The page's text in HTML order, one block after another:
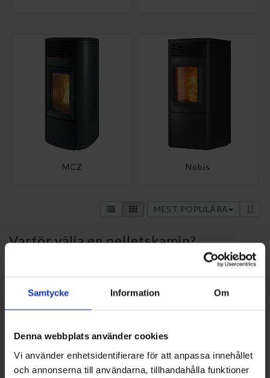
Samtycke Information Om
Denna webbplats använder cookies
Vi använder enhetsidentifierare för att anpassa innehållet
och annonserna till användarna, tillhandahålla funktioner
MCZ Nobis
MEST POPULÄRA
Varför välja en pelletskamin?
värmesystem. Pelletskaminer finns i flera storlekar och
kommer till nytta och välj en placering som ger god
värmefördelning i utrymmet.